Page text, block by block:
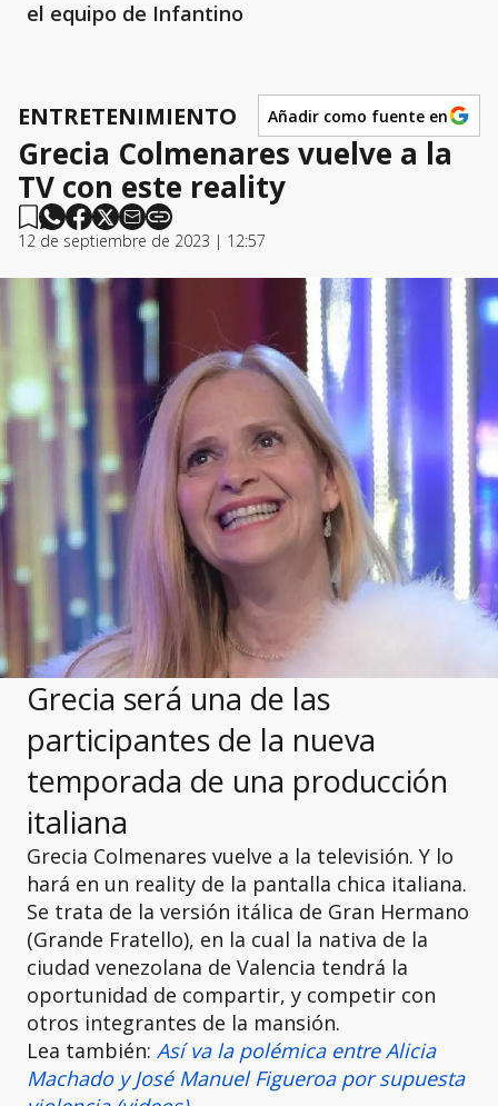
el equipo de Infantino
ENTRETENIMIENTO Añadir como fuente en
Grecia Colmenares vuelve a la
TV con este reality
12 de septiembre de 2023 | 12:57
Grecia será una de las
participantes de la nueva
temporada de una producción
italiana
Grecia Colmenares vuelve a la televisión. Y lo
hará en un reality de la pantalla chica italiana.
Se trata de la versión itálica de Gran Hermano
(Grande Fratello), en la cual la nativa de la
ciudad venezolana de Valencia tendrá la
oportunidad de compartir, y competir con
otros integrantes de la mansión.
Lea también: Así va la polémica entre Alicia
Machado y José Manuel Figueroa por supuesta